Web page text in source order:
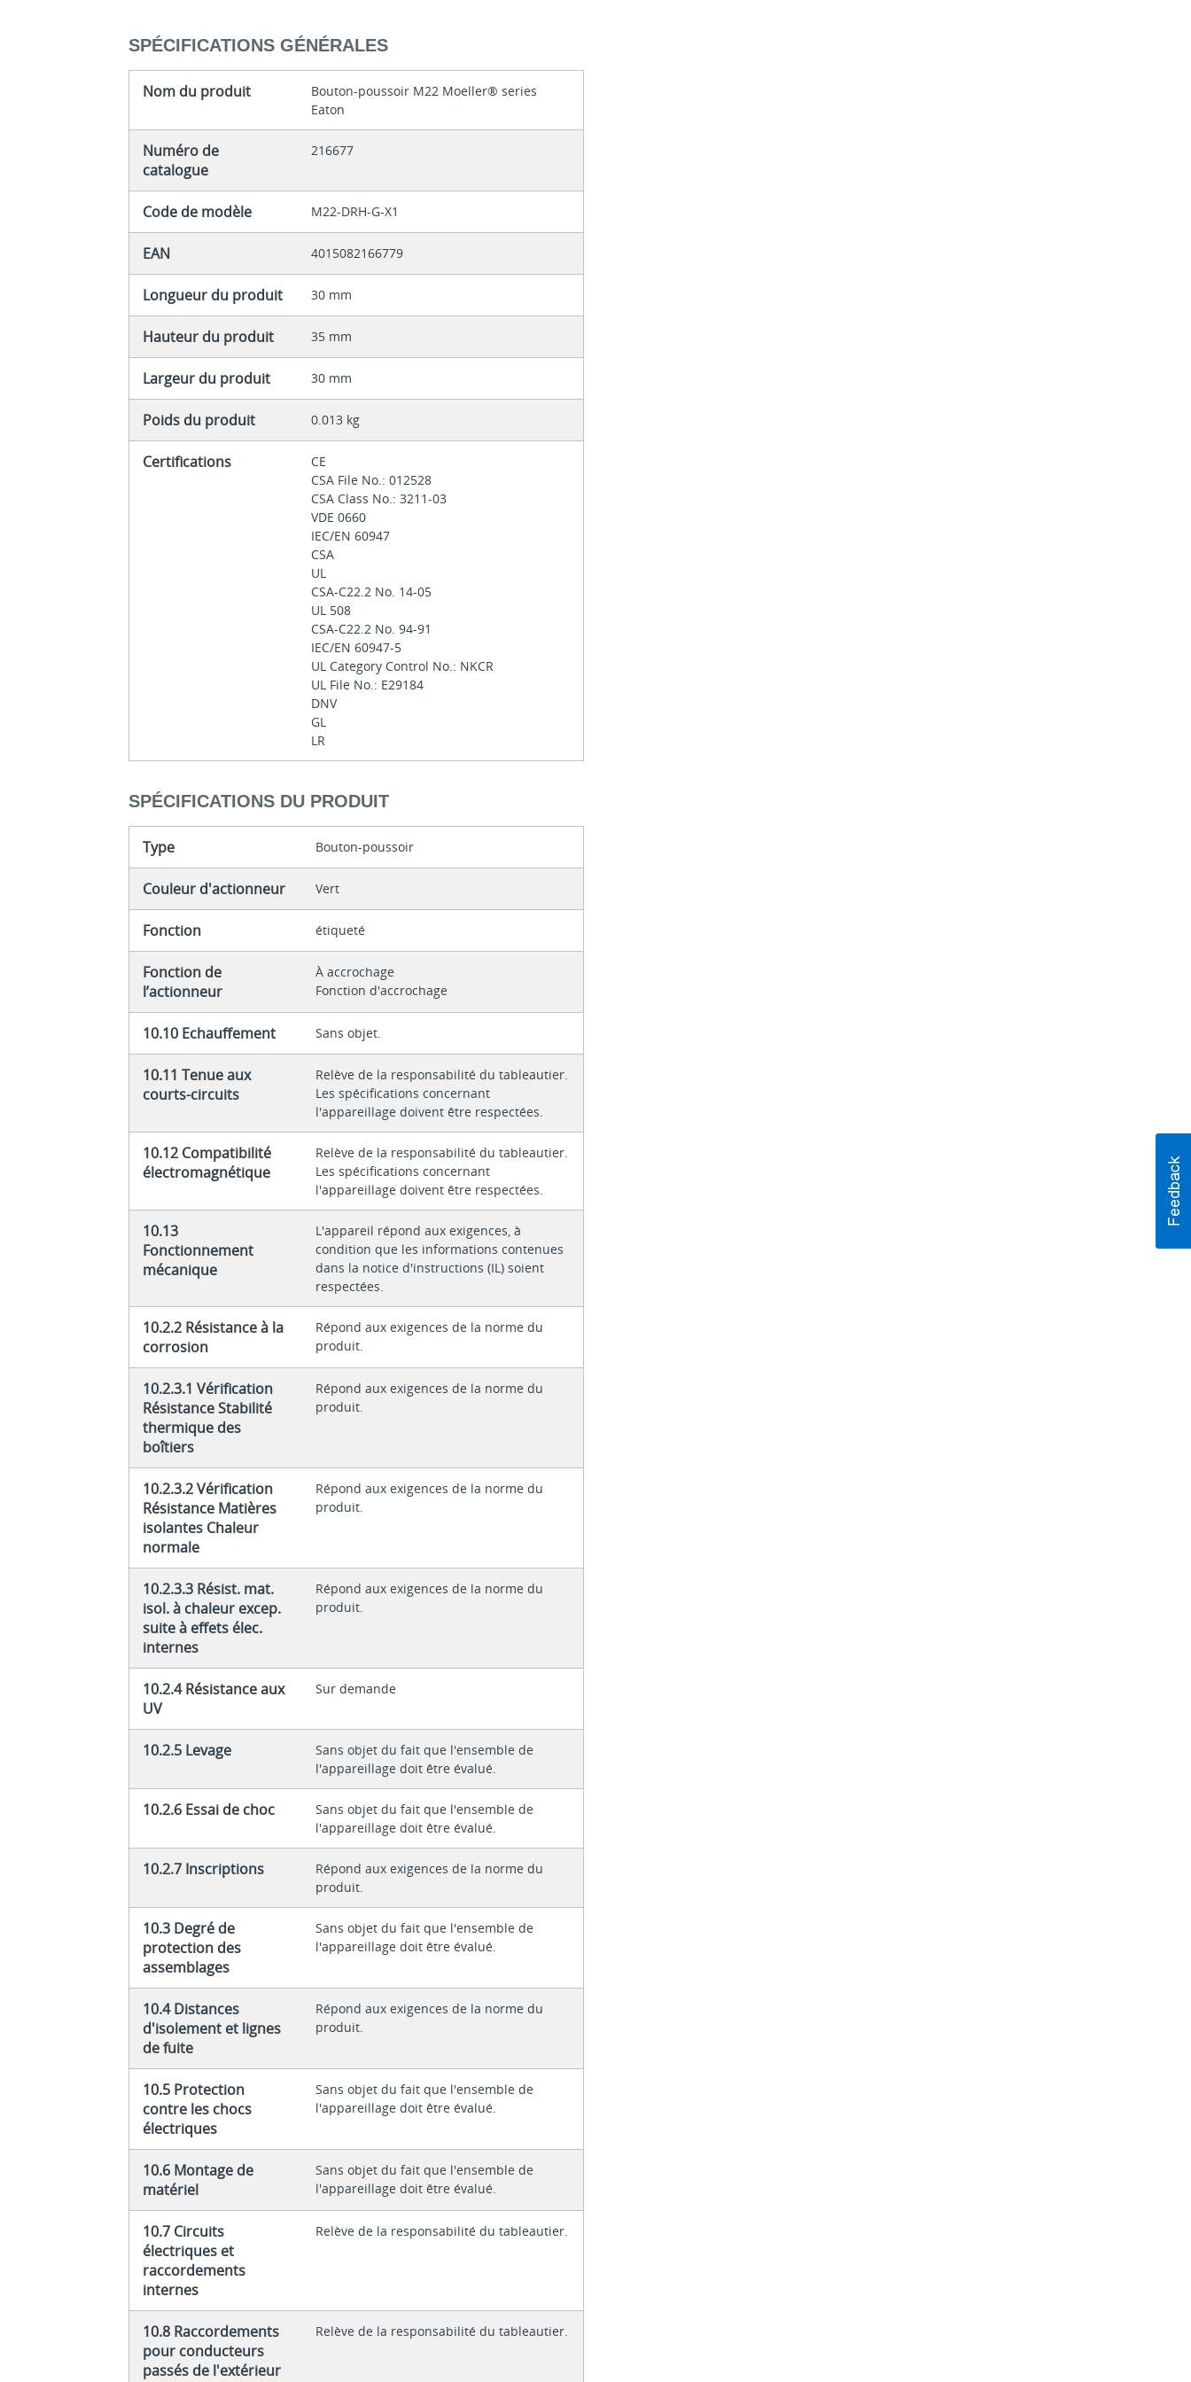
SPÉCIFICATIONS GÉNÉRALES
Nom du produit
Bouton-poussoir M22 Moeller® series
Eaton
Numéro de
catalogue
216677
Code de modèle M22-DRH-G-X1
EAN 4015082166779
Longueur du produit 30 mm
Hauteur du produit 35 mm
Largeur du produit 30 mm
Poids du produit 0.013 kg
Certifications
CE
CSA File No.: 012528
CSA Class No.: 3211-03
VDE 0660
IEC/EN 60947
CSA
UL
CSA-C22.2 No. 14-05
UL 508
CSA-C22.2 No. 94-91
IEC/EN 60947-5
UL Category Control No.: NKCR
UL File No.: E29184
DNV
GL
LR
SPÉCIFICATIONS DU PRODUIT
Type Bouton-poussoir
Couleur d'actionneur Vert
Fonction étiqueté
Fonction de
l’actionneur
À accrochage
Fonction d'accrochage
10.10 Echauffement Sans objet.
10.11 Tenue aux
courts-circuits
Relève de la responsabilité du tableautier.
Les spécifications concernant
l'appareillage doivent être respectées.
10.12 Compatibilité
électromagnétique
Relève de la responsabilité du tableautier.
Les spécifications concernant
l'appareillage doivent être respectées.
10.13
Fonctionnement
mécanique
L'appareil répond aux exigences, à
condition que les informations contenues
dans la notice d'instructions (IL) soient
respectées.
10.2.2 Résistance à la
corrosion
Répond aux exigences de la norme du
produit.
10.2.3.1 Vérification
Résistance Stabilité
thermique des
boîtiers
Répond aux exigences de la norme du
produit.
10.2.3.2 Vérification
Résistance Matières
isolantes Chaleur
normale
Répond aux exigences de la norme du
produit.
10.2.3.3 Résist. mat.
isol. à chaleur excep.
suite à effets élec.
internes
Répond aux exigences de la norme du
produit.
10.2.4 Résistance aux
UV
Sur demande
10.2.5 Levage
Sans objet du fait que l'ensemble de
l'appareillage doit être évalué.
10.2.6 Essai de choc
Sans objet du fait que l'ensemble de
l'appareillage doit être évalué.
10.2.7 Inscriptions
Répond aux exigences de la norme du
produit.
10.3 Degré de
protection des
assemblages
Sans objet du fait que l'ensemble de
l'appareillage doit être évalué.
10.4 Distances
d'isolement et lignes
de fuite
Répond aux exigences de la norme du
produit.
10.5 Protection
contre les chocs
électriques
Sans objet du fait que l'ensemble de
l'appareillage doit être évalué.
10.6 Montage de
matériel
Sans objet du fait que l'ensemble de
l'appareillage doit être évalué.
10.7 Circuits
électriques et
raccordements
internes
Relève de la responsabilité du tableautier.
10.8 Raccordements
pour conducteurs
passés de l'extérieur
Relève de la responsabilité du tableautier.